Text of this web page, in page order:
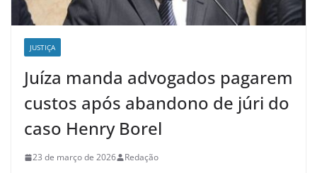
JUSTIÇA
Juíza manda advogados pagarem
custos após abandono de júri do
caso Henry Borel
23 de março de 2026 Redação